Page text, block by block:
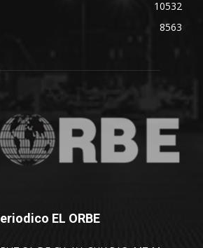
10532
8563
EL ORBE